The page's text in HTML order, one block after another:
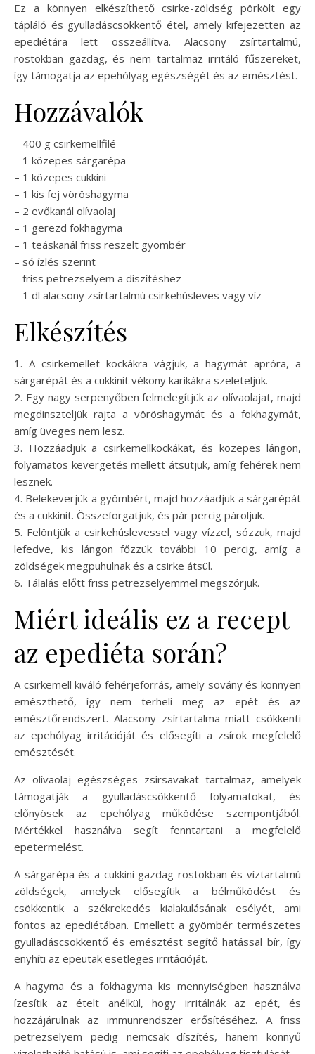
Ez a könnyen elkészíthető csirke-zöldség pörkölt egy
tápláló és gyulladáscsökkentő étel, amely kifejezetten az
epediétára lett összeállítva. Alacsony zsírtartalmú,
rostokban gazdag, és nem tartalmaz irritáló fűszereket,
így támogatja az epehólyag egészségét és az emésztést.
Hozzávalók
– 400 g csirkemellfilé
– 1 közepes sárgarépa
– 1 közepes cukkini
– 1 kis fej vöröshagyma
– 2 evőkanál olívaolaj
– 1 gerezd fokhagyma
– 1 teáskanál friss reszelt gyömbér
– só ízlés szerint
– friss petrezselyem a díszítéshez
– 1 dl alacsony zsírtartalmú csirkehúsleves vagy víz
Elkészítés
1. A csirkemellet kockákra vágjuk, a hagymát apróra, a
sárgarépát és a cukkinit vékony karikákra szeleteljük.
2. Egy nagy serpenyőben felmelegítjük az olívaolajat, majd
megdinszteljük rajta a vöröshagymát és a fokhagymát,
amíg üveges nem lesz.
3. Hozzáadjuk a csirkemellkockákat, és közepes lángon,
folyamatos kevergetés mellett átsütjük, amíg fehérek nem
lesznek.
4. Belekeverjük a gyömbért, majd hozzáadjuk a sárgarépát
és a cukkinit. Összeforgatjuk, és pár percig pároljuk.
5. Felöntjük a csirkehúslevessel vagy vízzel, sózzuk, majd
lefedve, kis lángon főzzük további 10 percig, amíg a
zöldségek megpuhulnak és a csirke átsül.
6. Tálalás előtt friss petrezselyemmel megszórjuk.
Miért ideális ez a recept
az epediéta során?
A csirkemell kiváló fehérjeforrás, amely sovány és könnyen
emészthető, így nem terheli meg az epét és az
emésztőrendszert. Alacsony zsírtartalma miatt csökkenti
az epehólyag irritációját és elősegíti a zsírok megfelelő
emésztését.
Az olívaolaj egészséges zsírsavakat tartalmaz, amelyek
támogatják a gyulladáscsökkentő folyamatokat, és
előnyösek az epehólyag működése szempontjából.
Mértékkel használva segít fenntartani a megfelelő
epetermelést.
A sárgarépa és a cukkini gazdag rostokban és víztartalmú
zöldségek, amelyek elősegítik a bélműködést és
csökkentik a székrekedés kialakulásának esélyét, ami
fontos az epediétában. Emellett a gyömbér természetes
gyulladáscsökkentő és emésztést segítő hatással bír, így
enyhíti az epeutak esetleges irritációját.
A hagyma és a fokhagyma kis mennyiségben használva
ízesítik az ételt anélkül, hogy irritálnák az epét, és
hozzájárulnak az immunrendszer erősítéséhez. A friss
petrezselyem pedig nemcsak díszítés, hanem könnyű